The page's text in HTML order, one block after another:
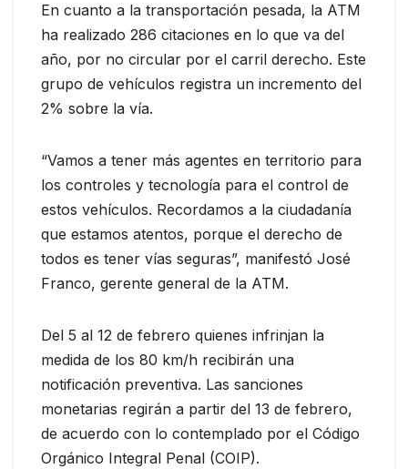
En cuanto a la transportación pesada, la ATM
ha realizado 286 citaciones en lo que va del
año, por no circular por el carril derecho. Este
grupo de vehículos registra un incremento del
2% sobre la vía.
“Vamos a tener más agentes en territorio para
los controles y tecnología para el control de
estos vehículos. Recordamos a la ciudadanía
que estamos atentos, porque el derecho de
todos es tener vías seguras”, manifestó José
Franco, gerente general de la ATM.
Del 5 al 12 de febrero quienes infrinjan la
medida de los 80 km/h recibirán una
notificación preventiva. Las sanciones
monetarias regirán a partir del 13 de febrero,
de acuerdo con lo contemplado por el Código
Orgánico Integral Penal (COIP).